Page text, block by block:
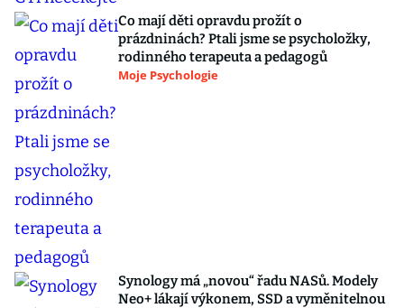
Co mají děti opravdu prožít o
prázdninách? Ptali jsme se psycholožky,
rodinného terapeuta a pedagogů
Moje Psychologie
Synology má „novou“ řadu NASů. Modely
Neo+ lákají výkonem, SSD a vyměnitelnou